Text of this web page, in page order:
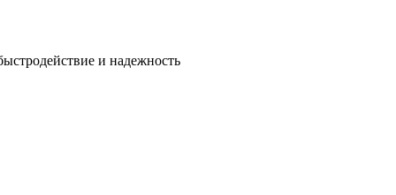
и надежность